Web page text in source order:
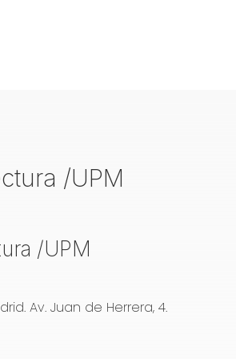
/UPM
/UPM
Av. Juan de Herrera, 4.